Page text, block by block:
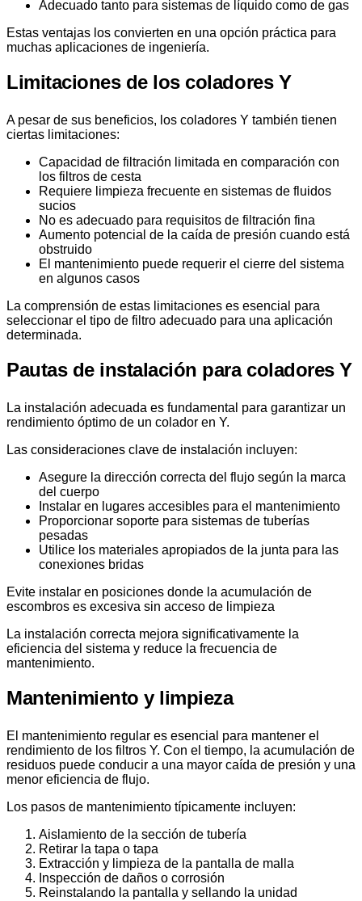
Adecuado tanto para sistemas de líquido como de gas
Estas ventajas los convierten en una opción práctica para
muchas aplicaciones de ingeniería.
Limitaciones de los coladores Y
A pesar de sus beneficios, los coladores Y también tienen
ciertas limitaciones:
Capacidad de filtración limitada en comparación con
los filtros de cesta
Requiere limpieza frecuente en sistemas de fluidos
sucios
No es adecuado para requisitos de filtración fina
Aumento potencial de la caída de presión cuando está
obstruido
El mantenimiento puede requerir el cierre del sistema
en algunos casos
La comprensión de estas limitaciones es esencial para
seleccionar el tipo de filtro adecuado para una aplicación
determinada.
Pautas de instalación para coladores Y
La instalación adecuada es fundamental para garantizar un
rendimiento óptimo de un colador en Y.
Las consideraciones clave de instalación incluyen:
Asegure la dirección correcta del flujo según la marca
del cuerpo
Instalar en lugares accesibles para el mantenimiento
Proporcionar soporte para sistemas de tuberías
pesadas
Utilice los materiales apropiados de la junta para las
conexiones bridas
Evite instalar en posiciones donde la acumulación de
escombros es excesiva sin acceso de limpieza
La instalación correcta mejora significativamente la
eficiencia del sistema y reduce la frecuencia de
mantenimiento.
Mantenimiento y limpieza
El mantenimiento regular es esencial para mantener el
rendimiento de los filtros Y. Con el tiempo, la acumulación de
residuos puede conducir a una mayor caída de presión y una
menor eficiencia de flujo.
Los pasos de mantenimiento típicamente incluyen:
Aislamiento de la sección de tubería
Retirar la tapa o tapa
Extracción y limpieza de la pantalla de malla
Inspección de daños o corrosión
Reinstalando la pantalla y sellando la unidad